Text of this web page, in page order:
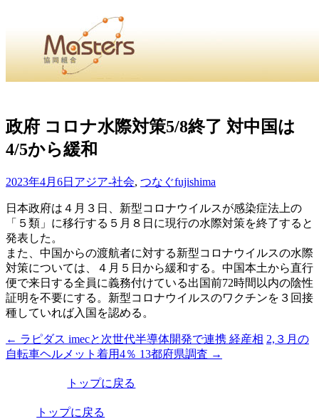
せ・
・Home・ ・理 念・ ・沿 革・ ・組織図・ ・会
協同組合Masters／
国土交通省・経済産業省・農林水産省・厚生労働省 認可
Masters組合員ログイン
政府 コロナ水際対策5/8終了 対中国は
4/5から緩和
2023年4月6日 アジア-社会, つなぐfujishima
日本政府は４月３日、新型コロナウイルスが感染症法上の
「５類」に移行する５月８日に現行の水際対策を終了すると
発表した。
また、中国からの渡航者に対する新型コロナウイルスの水際
対策については、４月５日から緩和する。中国本土から直行
便で来日する全員に義務付けている出国前72時間以内の陰性
証明を不要にする。新型コロナウイルスのワクチンを３回接
種していれば入国を認める。
投
稿
← ラピダス imecと次世代半導体開発で連携 経産相 2,３月の
自転車ヘルメット着用4％ 13都府県調査 →
トップに戻る
トップに戻る